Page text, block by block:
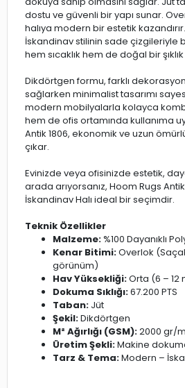
dostu ve güvenli bir yapı sunar.
halıya modern bir estetik
İskandinav stilinin sade çizgileriyle
hem sıcaklık hem de doğal bir
Dikdörtgen formu, farklı
sağlarken minimalist tasarımı
modern mobilyalarla kolayca
hem de ofis ortamında kullanıma
Antik 1806, ekonomik ve uzun
çıkar.
Evinizde veya ofisinizde estetik,
arada arıyorsanız, Hoom Rugs
İskandinav Halı ideal bir seçimdir.
Teknik Özellikler
Malzeme: %100 Dayanıklı
Kenar Bitimi:Overlok
görünüm)
Hav Yüksekliği:Orta (6 – 12
Dokuma Sıklığı:67.200 PTS
Taban: Jüt
Şekil:Dikdörtgen
M² Ağırlığı (GSM):2000 gr/
Üretim Şekli:Makine
Tarz & Tema:Modern –